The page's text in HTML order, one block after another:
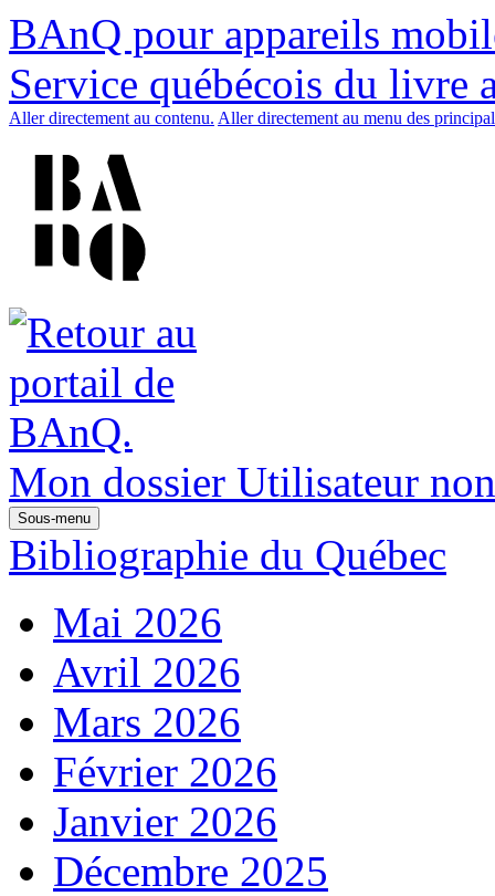
BAnQ pour appareils
Service québécois du livre
Aller directement au contenu. Aller directement au menu des
Mon dossier Utilisateur
Sous-menu
Bibliographie du Québec
Mai 2026
Avril 2026
Mars 2026
Février 2026
Janvier 2026
Décembre 2025